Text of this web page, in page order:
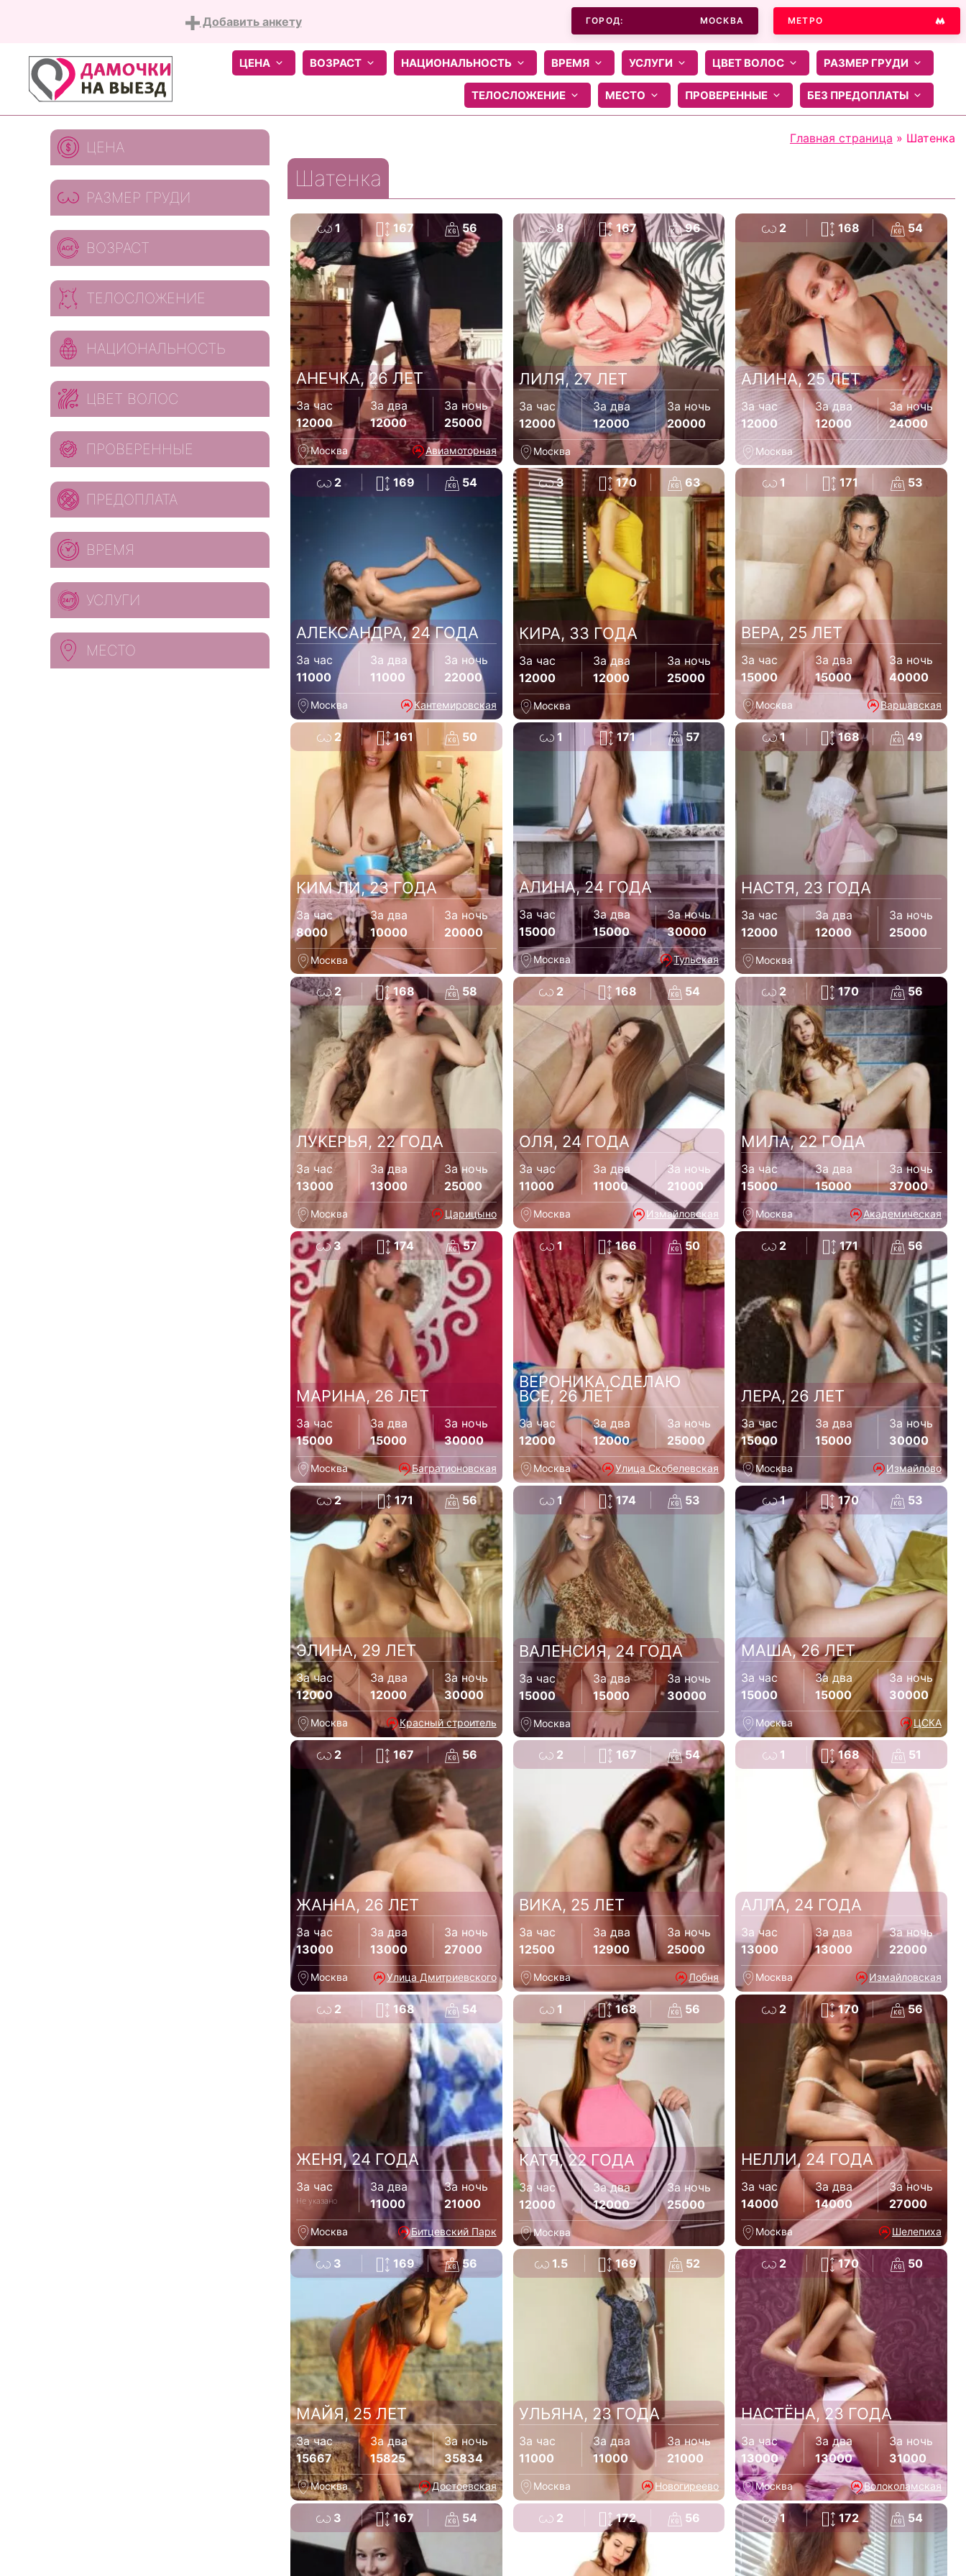
Добавить анкету ГОРОД: МОСКВА МЕТРО
ЦЕНА ВОЗРАСТ НАЦИОНАЛЬНОСТЬ ВРЕМЯ УСЛУГИ ЦВЕТ ВОЛОС РАЗМЕР ГРУДИ
ТЕЛОСЛОЖЕНИЕ МЕСТО ПРОВЕРЕННЫЕ БЕЗ ПРЕДОПЛАТЫ
Главная страница » Шатенка
Шатенка
1 167 56
АНЕЧКА, 26 ЛЕТ
За час
12000
За два
12000
За ночь
25000
Москва Авиамоторная
8 167 96
ЛИЛЯ, 27 ЛЕТ
За час
12000
За два
12000
За ночь
20000
Москва
2 168 54
АЛИНА, 25 ЛЕТ
За час
12000
За два
12000
За ночь
24000
Москва
2 169 54
АЛЕКСАНДРА, 24 ГОДА
За час
11000
За два
11000
За ночь
22000
Москва Кантемировская
3 170 63
КИРА, 33 ГОДА
За час
12000
За два
12000
За ночь
25000
Москва
1 171 53
ВЕРА, 25 ЛЕТ
За час
15000
За два
15000
За ночь
40000
Москва Варшавская
2 161 50
КИМ ЛИ, 23 ГОДА
За час
8000
За два
10000
За ночь
20000
Москва
1 171 57
АЛИНА, 24 ГОДА
За час
15000
За два
15000
За ночь
30000
Москва Тульская
1 168 49
НАСТЯ, 23 ГОДА
За час
12000
За два
12000
За ночь
25000
Москва
2 168 58
ЛУКЕРЬЯ, 22 ГОДА
За час
13000
За два
13000
За ночь
25000
Москва Царицыно
2 168 54
ОЛЯ, 24 ГОДА
За час
11000
За два
11000
За ночь
21000
Москва Измайловская
2 170 56
МИЛА, 22 ГОДА
За час
15000
За два
15000
За ночь
37000
Москва Академическая
3 174 57
МАРИНА, 26 ЛЕТ
За час
15000
За два
15000
За ночь
30000
Москва Багратионовская
1 166 50
ВЕРОНИКА,СДЕЛАЮ
ВСЕ, 26 ЛЕТ
За час
12000
За два
12000
За ночь
25000
Москва Улица Скобелевская
2 171 56
ЛЕРА, 26 ЛЕТ
За час
15000
За два
15000
За ночь
30000
Москва Измайлово
2 171 56
ЭЛИНА, 29 ЛЕТ
За час
12000
За два
12000
За ночь
30000
Москва Красный строитель
1 174 53
ВАЛЕНСИЯ, 24 ГОДА
За час
15000
За два
15000
За ночь
30000
Москва
1 170 53
МАША, 26 ЛЕТ
За час
15000
За два
15000
За ночь
30000
Москва ЦСКА
2 167 56
ЖАННА, 26 ЛЕТ
За час
13000
За два
13000
За ночь
27000
Москва Улица Дмитриевского
2 167 54
ВИКА, 25 ЛЕТ
За час
12500
За два
12900
За ночь
25000
Москва Лобня
1 168 51
АЛЛА, 24 ГОДА
За час
13000
За два
13000
За ночь
22000
Москва Измайловская
2 168 54
ЖЕНЯ, 24 ГОДА
За час
Не указано
За два
11000
За ночь
21000
Москва Битцевский Парк
1 168 56
КАТЯ, 22 ГОДА
За час
12000
За два
12000
За ночь
25000
Москва
2 170 56
НЕЛЛИ, 24 ГОДА
За час
14000
За два
14000
За ночь
27000
Москва Шелепиха
3 169 56
МАЙЯ, 25 ЛЕТ
За час
15667
За два
15825
За ночь
35834
Москва Достоевская
1.5 169 52
УЛЬЯНА, 23 ГОДА
За час
11000
За два
11000
За ночь
21000
Москва Новогиреево
2 170 50
НАСТЁНА, 23 ГОДА
За час
13000
За два
13000
За ночь
31000
Москва Волоколамская
3 167 54 2 172 56 1 172 54
ЦЕНА
РАЗМЕР ГРУДИ
ВОЗРАСТ
ТЕЛОСЛОЖЕНИЕ
НАЦИОНАЛЬНОСТЬ
ЦВЕТ ВОЛОС
ПРОВЕРЕННЫЕ
ПРЕДОПЛАТА
ВРЕМЯ
УСЛУГИ
МЕСТО